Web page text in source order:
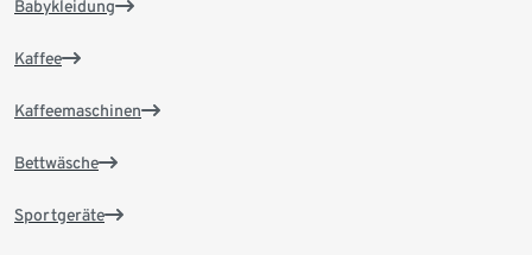
Babykleidung
Kaffee
Kaffeemaschinen
Bettwäsche
Sportgeräte